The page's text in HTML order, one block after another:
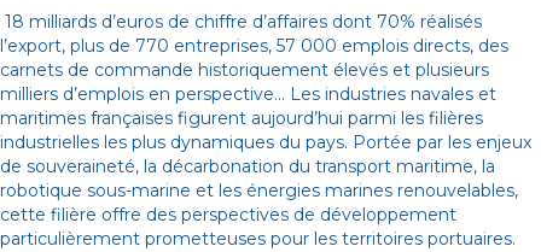
18 milliards d’euros de chiffre d’affaires dont 70% réalisés
l’export, plus de 770 entreprises, 57 000 emplois directs, des
carnets de commande historiquement élevés et plusieurs
milliers d’emplois en perspective… Les industries navales et
maritimes françaises figurent aujourd’hui parmi les filières
industrielles les plus dynamiques du pays. Portée par les enjeux
de souveraineté, la décarbonation du transport maritime, la
robotique sous-marine et les énergies marines renouvelables,
cette filière offre des perspectives de développement
particulièrement prometteuses pour les territoires portuaires.